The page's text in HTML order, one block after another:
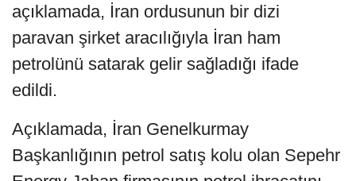
açıklamada, İran ordusunun bir dizi
paravan şirket aracılığıyla İran ham
petrolünü satarak gelir sağladığı ifade
edildi.
Açıklamada, İran Genelkurmay
Başkanlığının petrol satış kolu olan Sepehr